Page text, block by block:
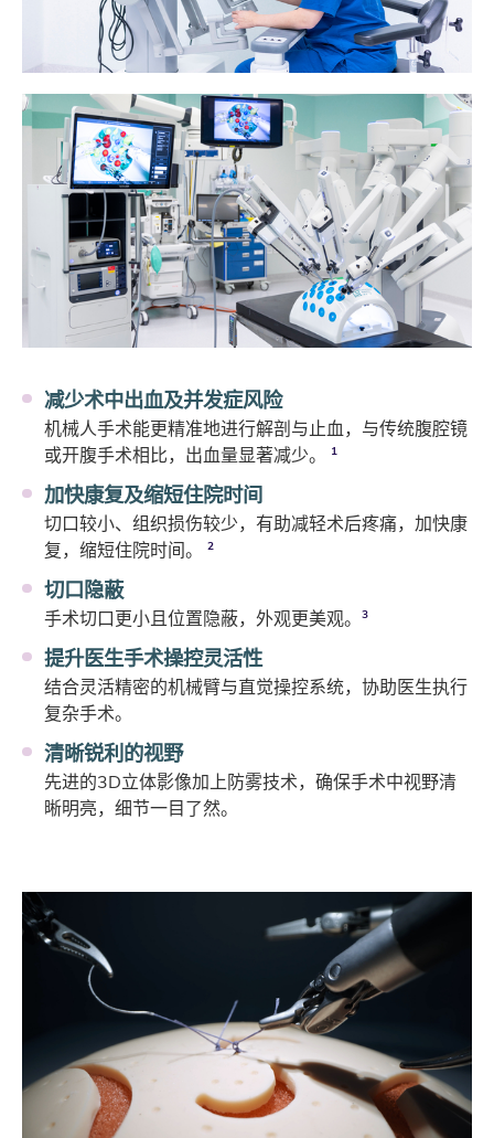
减少术中出血及并发症风险
机械人手术能更精准地进行解剖与止血，与传统腹腔镜
或开腹手术相比，出血量显著减少。
1
加快康复及缩短住院时间
切口较小、组织损伤较少，有助减轻术后疼痛，加快康
复，缩短住院时间。2
切口隐蔽
手术切口更小且位置隐蔽，外观更美观。3
提升医生手术操控灵活性
结合灵活精密的机械臂与直觉操控系统，协助医生执行
复杂手术。
清晰锐利的视野
先进的3D立体影像加上防雾技术，确保手术中视野清
晰明亮，细节一目了然。